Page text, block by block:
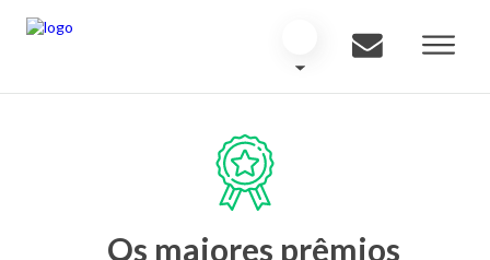
Os maiores prêmios